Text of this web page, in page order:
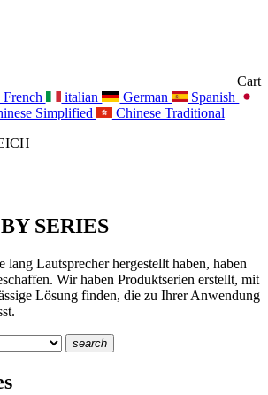
Cart
French italian German
Spanish
Simplified
Chinese Traditional
SERIES
lang Lautsprecher hergestellt haben, haben
Wir haben Produktserien erstellt, mit
Lösung finden, die zu Ihrer Anwendung
search